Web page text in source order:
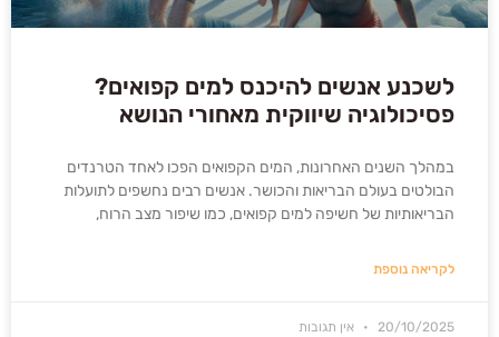
לשכנע אנשים להיכנס למים קפואים?
פסיכולוגיה שיווקית מאחורי הנושא
במהלך השנים האחרונות, המים הקפואים הפכו לאחד הטרנדים
הבולטים בעולם הבריאות והכושר. אנשים רבים נחשפים לתועלות
הבריאותיות של חשיפה למים קפואים, כמו שיפור מצב הרוח,
לקריאה נוספת
20/10/2025 אין תגובות